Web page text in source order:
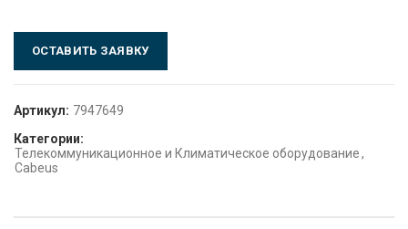
ОСТАВИТЬ ЗАЯВКУ
Артикул: 7947649
Категории:
Телекоммуникационное и Климатическое оборудование,
Cabeus